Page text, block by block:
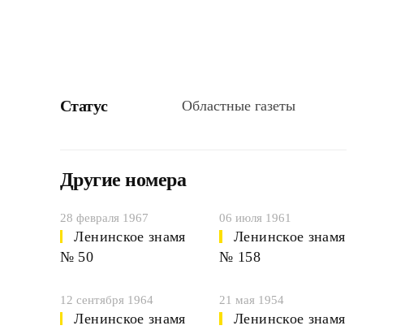
Статус Областные газеты
Другие номера
28 февраля 1967
Ленинское знамя
№ 50
06 июля 1961
Ленинское знамя
№ 158
12 сентября 1964
Ленинское знамя
21 мая 1954
Ленинское знамя